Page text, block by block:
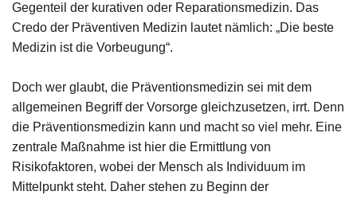
Gegenteil der kurativen oder Reparationsmedizin. Das
Credo der Präventiven Medizin lautet nämlich: „Die beste
Medizin ist die Vorbeugung“.
Doch wer glaubt, die Präventionsmedizin sei mit dem
allgemeinen Begriff der Vorsorge gleichzusetzen, irrt. Denn
die Präventionsmedizin kann und macht so viel mehr. Eine
zentrale Maßnahme ist hier die Ermittlung von
Risikofaktoren, wobei der Mensch als Individuum im
Mittelpunkt steht. Daher stehen zu Beginn der